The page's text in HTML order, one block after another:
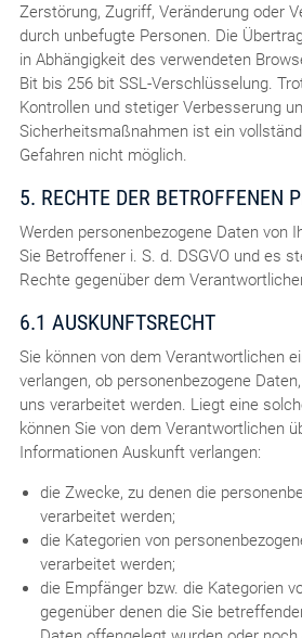
Zerstörung, Zugriff, Veränderung oder
durch unbefugte Personen. Die
in Abhängigkeit des verwendeten
Bit bis 256 bit SSL-Verschlüsselung.
Kontrollen und stetiger Verbesserung
Sicherheitsmaßnahmen ist ein
Gefahren nicht möglich.
5. RECHTE DER BETROFFENEN
Werden personenbezogene Daten von
Sie Betroffener i. S. d. DSGVO und es
Rechte gegenüber dem
6.1 AUSKUNFTSRECHT
Sie können von dem Verantwortlichen
verlangen, ob personenbezogene
uns verarbeitet werden. Liegt eine
können Sie von dem Verantwortlichen
Informationen Auskunft verlangen:
die Zwecke, zu denen die
verarbeitet werden;
die Kategorien von
verarbeitet werden;
die Empfänger bzw. die Kategorien
gegenüber denen die Sie